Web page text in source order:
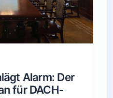
Alarm: Der
für DACH-